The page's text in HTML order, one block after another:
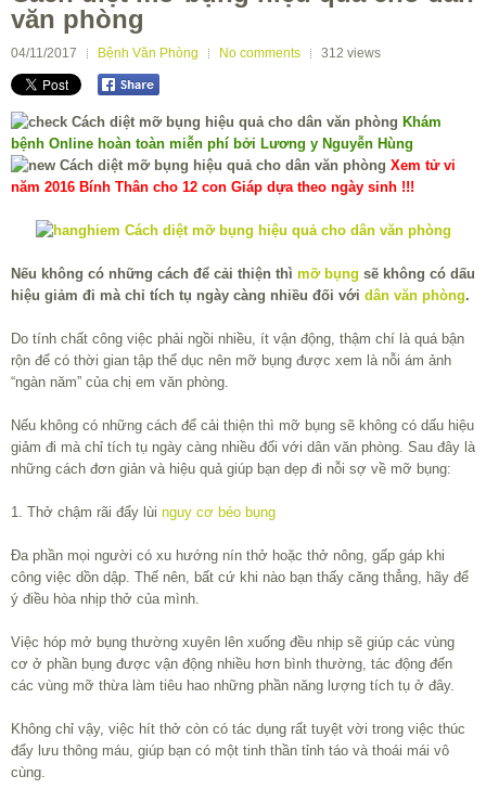
văn phòng
04/11/2017 Bệnh Văn Phòng No comments 312 views
Khám
bệnh Online hoàn toàn miễn phí bởi Lương y Nguyễn Hùng
Xem tử vi
năm 2016 Bính Thân cho 12 con Giáp dựa theo ngày sinh !!!
Nếu không có những cách để cải thiện thì mỡ bụng sẽ không có dấu
hiệu giảm đi mà chỉ tích tụ ngày càng nhiều đối với dân văn phòng.
Do tính chất công việc phải ngồi nhiều, ít vận động, thậm chí là quá bận
rộn để có thời gian tập thể dục nên mỡ bụng được xem là nỗi ám ảnh
“ngàn năm” của chị em văn phòng.
Nếu không có những cách để cải thiện thì mỡ bụng sẽ không có dấu hiệu
giảm đi mà chỉ tích tụ ngày càng nhiều đối với dân văn phòng. Sau đây là
những cách đơn giản và hiệu quả giúp bạn dẹp đi nỗi sợ về mỡ bụng:
1. Thở chậm rãi đẩy lùi nguy cơ béo bụng
Đa phần mọi người có xu hướng nín thở hoặc thở nông, gấp gáp khi
công việc dồn dập. Thế nên, bất cứ khi nào bạn thấy căng thẳng, hãy để
ý điều hòa nhịp thở của mình.
Việc hóp mở bụng thường xuyên lên xuống đều nhịp sẽ giúp các vùng
cơ ở phần bụng được vận động nhiều hơn bình thường, tác động đến
các vùng mỡ thừa làm tiêu hao những phần năng lượng tích tụ ở đây.
Không chỉ vậy, việc hít thở còn có tác dụng rất tuyệt vời trong việc thúc
đẩy lưu thông máu, giúp bạn có một tinh thần tỉnh táo và thoái mái vô
cùng.